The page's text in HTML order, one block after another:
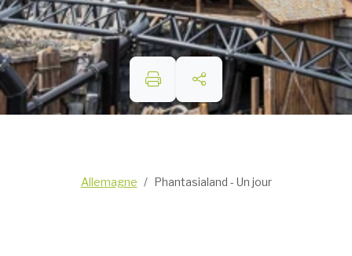
Allemagne Phantasialand - Un jour